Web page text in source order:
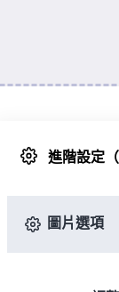
進階設定
圖片選項